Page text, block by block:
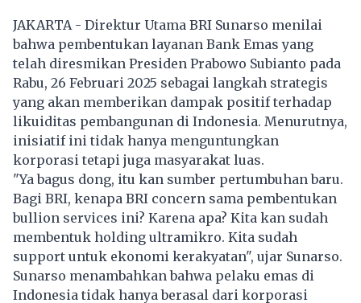
JAKARTA - Direktur Utama BRI Sunarso menilai
bahwa pembentukan layanan Bank Emas yang
telah diresmikan Presiden Prabowo Subianto pada
Rabu, 26 Februari 2025 sebagai langkah strategis
yang akan memberikan dampak positif terhadap
likuiditas pembangunan di Indonesia. Menurutnya,
inisiatif ini tidak hanya menguntungkan
korporasi tetapi juga masyarakat luas.
"Ya bagus dong, itu kan sumber pertumbuhan baru.
Bagi BRI, kenapa BRI concern sama pembentukan
bullion services ini? Karena apa? Kita kan sudah
membentuk holding ultramikro. Kita sudah
support untuk ekonomi kerakyatan", ujar Sunarso.
Sunarso menambahkan bahwa pelaku emas di
Indonesia tidak hanya berasal dari korporasi